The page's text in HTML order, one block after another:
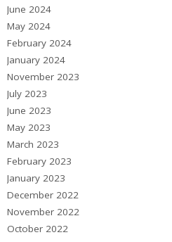
June 2024
May 2024
February 2024
January 2024
November 2023
July 2023
June 2023
May 2023
March 2023
February 2023
January 2023
December 2022
November 2022
October 2022